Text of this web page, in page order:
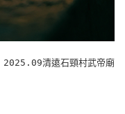
2025.09清遠石頸村武帝廟